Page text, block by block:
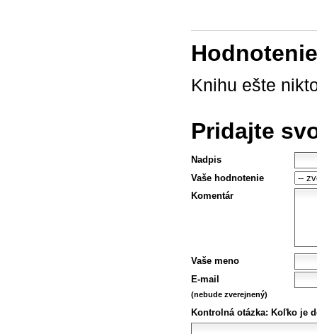
Knihu ešte
Pridajte
Nadpis
Vaše hodnotenie
Komentár
Vaše meno
E-mail
(nebude zverejnený)
Kontrolná otázka: Koľko je